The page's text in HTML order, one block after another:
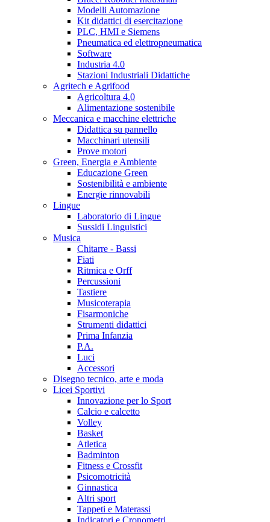
Modelli Automazione
Kit didattici di esercitazione
PLC, HMI e Siemens
Pneumatica ed elettropneumatica
Software
Industria 4.0
Stazioni Industriali Didattiche
Agritech e Agrifood
Agricoltura 4.0
Alimentazione sostenibile
Meccanica e macchine elettriche
Didattica su pannello
Macchinari utensili
Prove motori
Green, Energia e Ambiente
Educazione Green
Sostenibilità e ambiente
Energie rinnovabili
Lingue
Laboratorio di Lingue
Sussidi Linguistici
Musica
Chitarre - Bassi
Fiati
Ritmica e Orff
Percussioni
Tastiere
Musicoterapia
Fisarmoniche
Strumenti didattici
Prima Infanzia
P.A.
Luci
Accessori
Disegno tecnico, arte e moda
Licei Sportivi
Innovazione per lo Sport
Calcio e calcetto
Volley
Basket
Atletica
Badminton
Fitness e Crossfit
Psicomotricità
Ginnastica
Altri sport
Tappeti e Materassi
Indicatori e Cronometri